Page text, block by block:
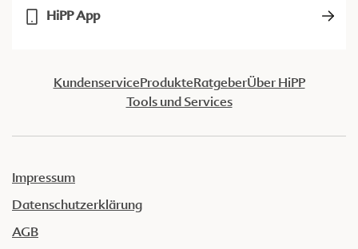
HiPP App
KundenserviceProdukteRatgeberÜber HiPP
Tools und Services
Impressum
Datenschutzerklärung
AGB